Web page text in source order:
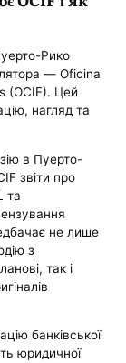
Рико
— Oficina
(OCIF). Цей
нагляд та
в Пуерто-
звіти про
та
не лише
з
так і
банківської
юридичної